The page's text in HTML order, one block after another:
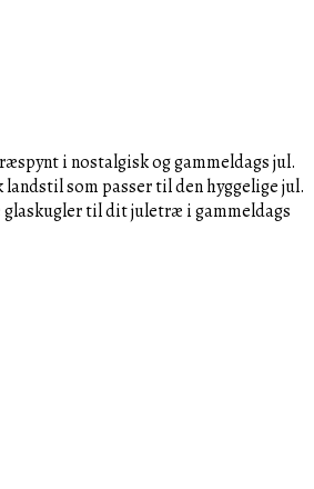
i nostalgisk og gammeldags jul.
som passer til den hyggelige jul.
glaskugler til dit juletræ i gammeldags